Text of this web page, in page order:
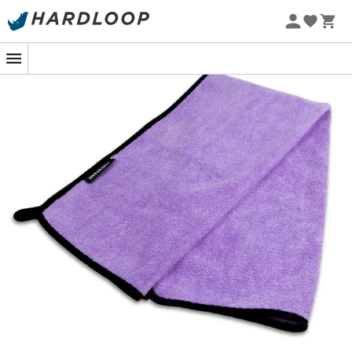
Promos d'été 🔥 -5 % EXTRA dès 2 produits* code Summer5
-5% Extra - Code Summer5